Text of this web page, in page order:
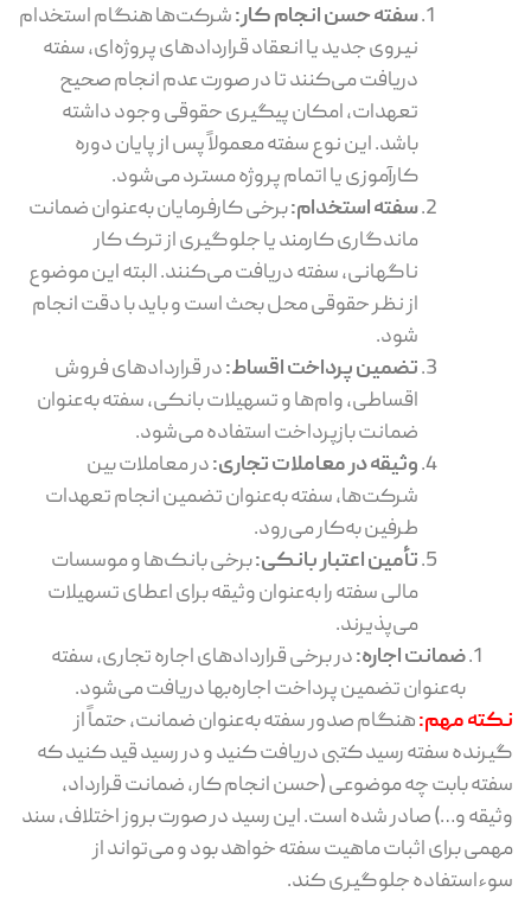
سفته حسن انجام کار:شرکت‌ها هنگام استخدام
نیروی جدید یا انعقاد قراردادهای پروژه‌ای، سفته
دریافت می‌کنند تا در صورت عدم انجام صحیح
تعهدات، امکان پیگیری حقوقی وجود داشته
باشد. این نوع سفته معمولاً پس از پایان دوره
کارآموزی یا اتمام پروژه مسترد می‌شود.
سفته استخدام:برخی کارفرمایان به‌عنوان ضمانت
ماندگاری کارمند یا جلوگیری از ترک کار
ناگهانی، سفته دریافت می‌کنند. البته این موضوع
از نظر حقوقی محل بحث است و باید با دقت انجام
شود.
تضمین پرداخت اقساط:در قراردادهای فروش
اقساطی، وام‌ها و تسهیلات بانکی، سفته به‌عنوان
ضمانت بازپرداخت استفاده می‌شود.
وثیقه در معاملات تجاری:در معاملات بین
شرکت‌ها، سفته به‌عنوان تضمین انجام تعهدات
طرفین به‌کار می‌رود.
تأمین اعتبار بانکی:برخی بانک‌ها و موسسات
مالی سفته را به‌عنوان وثیقه برای اعطای تسهیلات
می‌پذیرند.
ضمانت اجاره:در برخی قراردادهای اجاره تجاری، سفته
به‌عنوان تضمین پرداخت اجاره‌بها دریافت می‌شود.
مهم:هنگام صدور سفته به‌عنوان ضمانت، حتماً از
سفته رسید کتبی دریافت کنید و در رسید قید کنید که
بابت چه موضوعی (حسن انجام کار، ضمانت قرارداد،
و…) صادر شده است. این رسید در صورت بروز اختلاف، سند
برای اثبات ماهیت سفته خواهد بود و می‌تواند از
جلوگیری کند.